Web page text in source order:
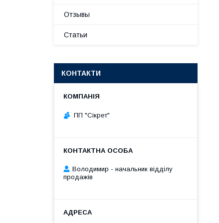
Отзывы
Статьи
КОНТАКТИ
ПП "Сікрет"
Володимир - начальник відділу
продажів